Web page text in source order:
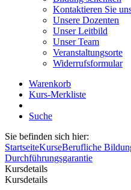
Kontaktieren Sie
Unsere Dozenten
Unser Leitbild
Unser Team
Veranstaltungsorte
Widerrufsformular
Warenkorb
Kurs-Merkliste
Suche
Sie befinden sich hier:
StartseiteKurseBerufliche
Durchführungsgarantie
Kursdetails
Kursdetails